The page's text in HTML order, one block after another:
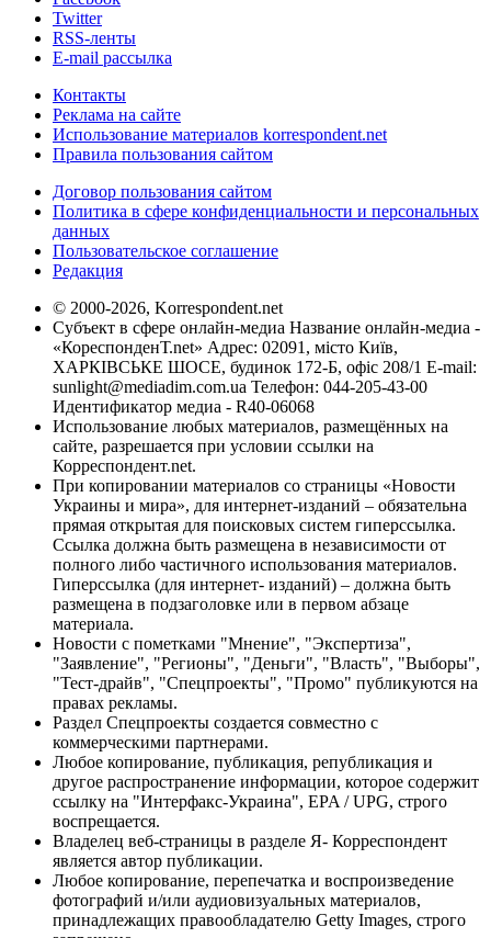
Twitter
RSS-ленты
E-mail рассылка
Контакты
Реклама на сайте
Использование материалов korrespondent.net
Правила пользования сайтом
Договор пользования сайтом
Политика в сфере конфиденциальности и персональных
данных
Пользовательское соглашение
Редакция
© 2000-2026, Korrespondent.net
Субъект в сфере онлайн-медиа Название онлайн-медиа -
«КореспонденТ.net» Адрес: 02091, місто Київ,
ХАРКІВСЬКЕ ШОСЕ, будинок 172-Б, офіс 208/1 E-mail:
sunlight@mediadim.com.ua Телефон: 044-205-43-00
Идентификатор медиа - R40-06068
Использование любых материалов, размещённых на
сайте, разрешается при условии ссылки на
Корреспондент.net.
При копировании материалов со страницы «Новости
Украины и мира», для интернет-изданий – обязательна
прямая открытая для поисковых систем гиперссылка.
Ссылка должна быть размещена в независимости от
полного либо частичного использования материалов.
Гиперссылка (для интернет- изданий) – должна быть
размещена в подзаголовке или в первом абзаце
материала.
Новости с пометками "Мнение", "Экспертиза",
"Заявление", "Регионы", "Деньги", "Власть", "Выборы",
"Тест-драйв", "Спецпроекты", "Промо" публикуются на
правах рекламы.
Раздел Спецпроекты создается совместно с
коммерческими партнерами.
Любое копирование, публикация, републикация и
другое распространение информации, которое содержит
ссылку на "Интерфакс-Украина", EPA / UPG, строго
воспрещается.
Владелец веб-страницы в разделе Я- Корреспондент
является автор публикации.
Любое копирование, перепечатка и воспроизведение
фотографий и/или аудиовизуальных материалов,
принадлежащих правообладателю Getty Images, строго